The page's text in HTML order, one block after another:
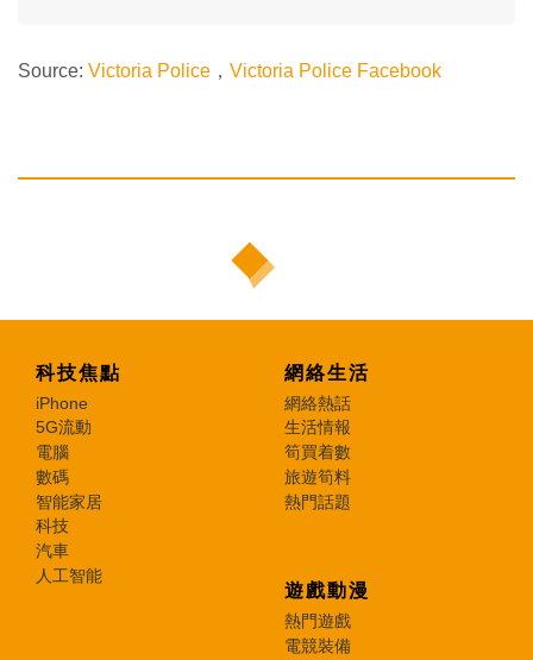
Source: Victoria Police ， Victoria Police Facebook
科技焦點
iPhone
5G流動
電腦
數碼
智能家居
科技
汽車
人工智能
網絡生活
網絡熱話
生活情報
筍買着數
旅遊筍料
熱門話題
遊戲動漫
熱門遊戲
電競裝備